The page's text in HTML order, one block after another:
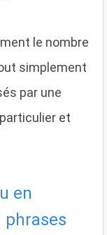
le nombre
simplement
par une
et
en
phrases